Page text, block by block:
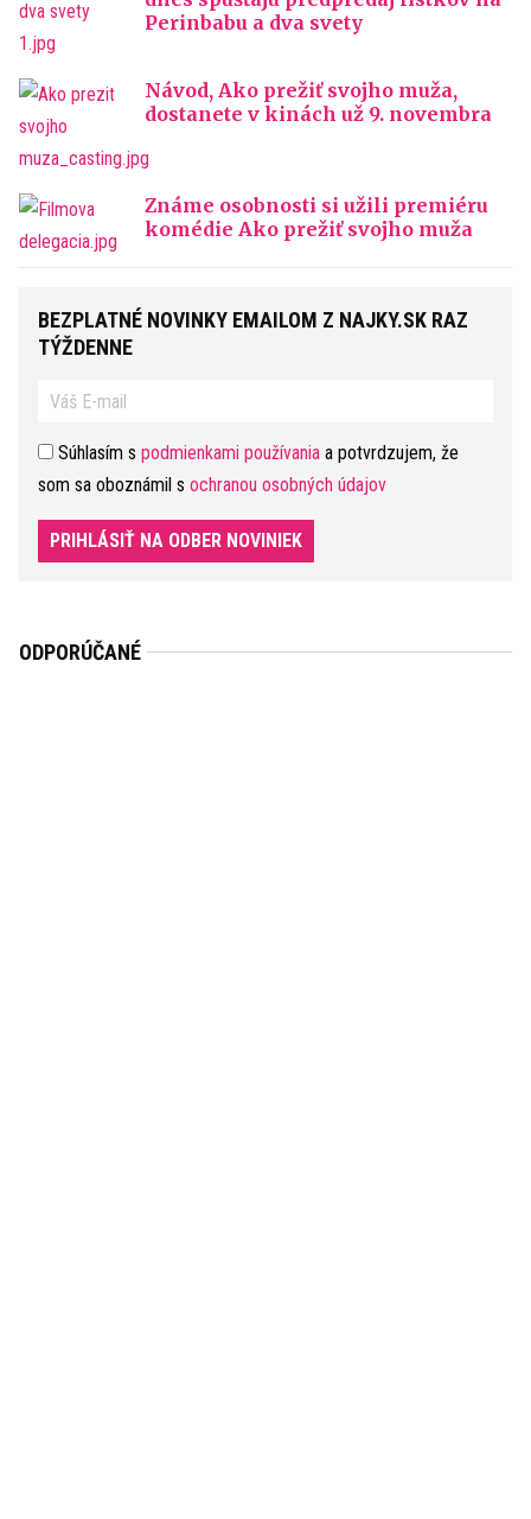
Perinbabu a dva svety
Návod, Ako prežiť svojho muža,
dostanete v kinách už 9. novembra
Známe osobnosti si užili premiéru
komédie Ako prežiť svojho muža
BEZPLATNÉ NOVINKY EMAILOM Z NAJKY.SK RAZ
TÝŽDENNE
Súhlasím s podmienkami používania a potvrdzujem, že
som sa oboznámil s ochranou osobných údajov
PRIHLÁSIŤ NA ODBER NOVINIEK
ODPORÚČANÉ